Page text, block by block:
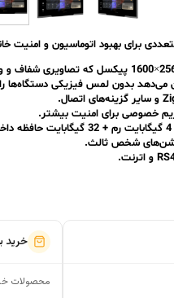
برای بهبود اتوماسیون و امنیت
می‌دهد بدون لمس فیزیکی دستگاه‌ها
شخص ثالث.
خرید
محصولات